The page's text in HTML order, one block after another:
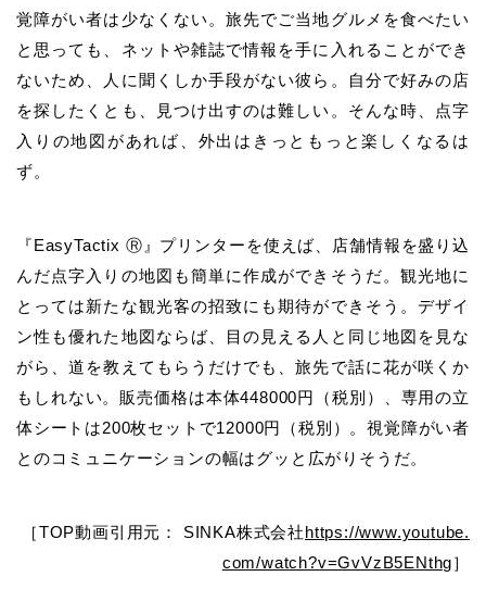
覚障がい者は少なくない。旅先でご当地グルメを食べたい
と思っても、ネットや雑誌で情報を手に入れることができ
ないため、人に聞くしか手段がない彼ら。自分で好みの店
を探したくとも、見つけ出すのは難しい。そんな時、点字
入りの地図があれば、外出はきっともっと楽しくなるは
ず。
『EasyTactix Ⓡ』プリンターを使えば、店舗情報を盛り込
んだ点字入りの地図も簡単に作成ができそうだ。観光地に
とっては新たな観光客の招致にも期待ができそう。デザイ
ン性も優れた地図ならば、目の見える人と同じ地図を見な
がら、道を教えてもらうだけでも、旅先で話に花が咲くか
もしれない。販売価格は本体448000円（税別）、専用の立
体シートは200枚セットで12000円（税別）。視覚障がい者
とのコミュニケーションの幅はグッと広がりそうだ。
［TOP動画引用元： SINKA株式会社https://www.youtube.
com/watch?v=GvVzB5ENthg］